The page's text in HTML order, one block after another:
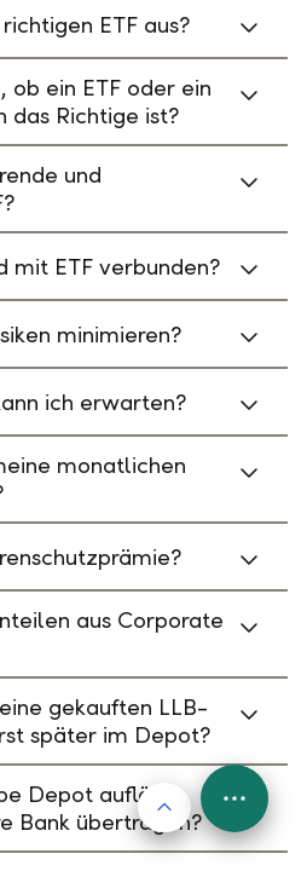
ETF aus?
ob ein ETF oder ein
das Richtige ist?
und
mit ETF verbunden?
minimieren?
ich erwarten?
monatlichen
aus Corporate
gekauften LLB-
später im Depot?
Depot auflösen
Bank übertragen?
Nach oben
FAB
Menu